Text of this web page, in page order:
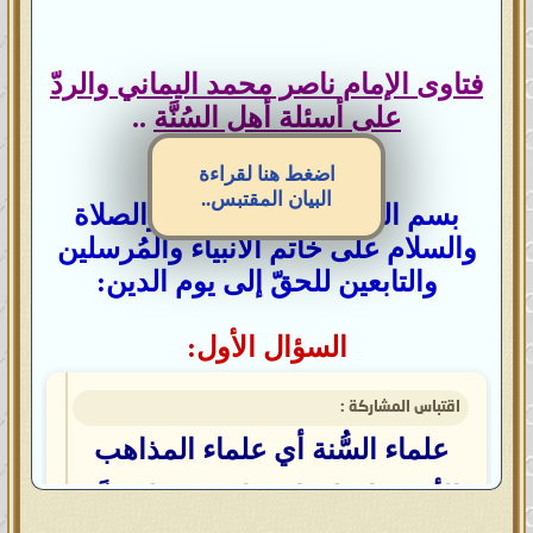
فتاوى الإمام ناصر محمد اليماني والردّ
على أسئلة أهل السُنَّة ..
بسم الله الرحمن الرحيم، والصلاة
والسلام على خاتم الأنبياء والمُرسلين
والتابعين للحقّ إلى يوم الدين:
السؤال الأول:
اقتباس المشاركة :
علماء السُّنة أي علماء المذاهب
الأربعة اختلفوا فيما بينهم فلم يدَّعِ
اضغط هنا لقراءة
البيان المقتبس..